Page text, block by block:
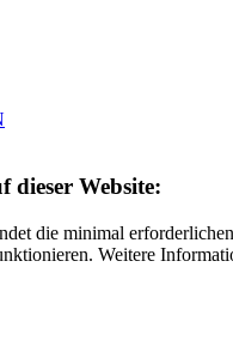
dieser Website:
die minimal
Weitere